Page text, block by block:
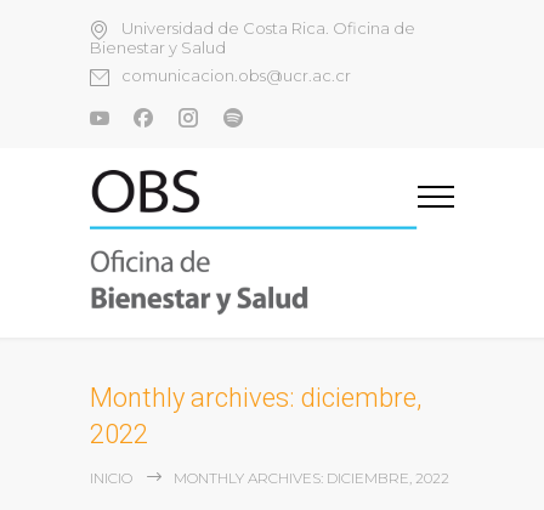
Universidad de Costa Rica. Oficina de
Bienestar y Salud
comunicacion.obs@ucr.ac.cr
Monthly archives: diciembre,
2022
INICIO MONTHLY ARCHIVES: DICIEMBRE, 2022